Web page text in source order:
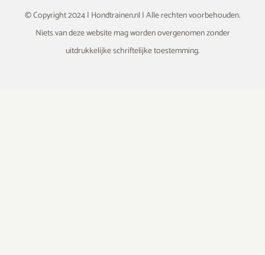
o
k
a
g
a
m
© Copyright 2024 | Hondtrainen.nl | Alle rechten voorbehouden.
Niets van deze website mag worden overgenomen zonder
uitdrukkelijke schriftelijke toestemming.